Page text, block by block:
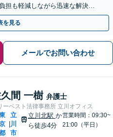
担も軽減しながら迅速な解決を
【ビデオ面談可】
を見る
メールでお問い合わせ
間 一樹 弁護士
ーベスト法律事務所 立川オフィス
立
川
市
立川北駅 か
ら徒歩4分
営業時間：09:30~
21:00（平日）